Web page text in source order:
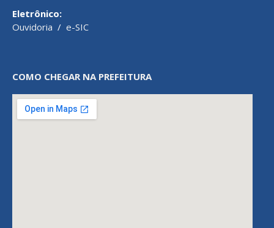
Eletrônico:
Ouvidoria / e-SIC
COMO CHEGAR NA PREFEITURA